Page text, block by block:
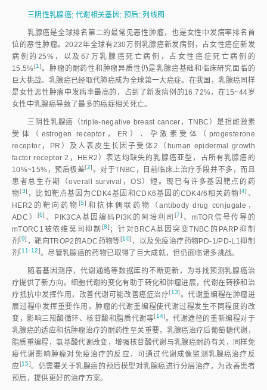
三阴性乳腺癌; 代谢相关基因; 预后;列线图
乳腺癌是全球排名第二的最常见恶性肿瘤，也是女性中发病率排名首
位的恶性肿瘤。2022年全球有230万例乳腺癌新发病例，占女性癌症新发
病例的25%，以及67万乳腺癌死亡病例，占女性癌症死亡病例的
15.5%[1 ]。肿瘤的耐药性和肿瘤异质性仍是乳腺癌基础和临床研究面临的
巨大挑战。乳腺癌已经取代肺癌成为全球第一大癌症。在我国，乳腺癌同样
是女性恶性肿瘤中发病率最高的，占到了新发病例的16.72%，在15~44岁
女性中乳腺癌导致了最多的癌症相关死亡。
三阴性乳腺癌（triple-negative breast cancer，TNBC）是指雌激素
受体（estrogen receptor，ER）、孕激素受体（progesterone
receptor，PR）及人表皮生长因子受体2（human epidermal growth
factor receptor 2，HER2）表达均缺失的乳腺癌亚型，占所有乳腺癌的
10%~15%，预后极差[2]。对于TNBC，目前临床上治疗手段并不多，而且
患者总生存期（overall survival，OS）短。现已有许多基因靶点的药
物[3] ，比如靶点基因为CDK4基因和CDK6基因的CDK4/6相关药物[4] 、
HER2的靶向药 物 [5] 和抗体偶联药物（antibody drug conjugate，
ADC ） [6] 、PIK3CA基因编码PI3K的阿培利 司 [7] 、mTOR信号传导的
mTORC1被依维莫司抑制 [8] ；针对BRCA基因突变TNBC的PARP抑制
剂[9] ，靶向TROP2的ADC药物等[10] ，以及免疫治疗药物PD-1/PD-L1抑制
剂[11-12]。尽管乳腺癌的药物已取得了巨大成就，但仍面临诸多挑战。
随着基因测序，代谢通路等数据库的不断更新，为寻找预测乳腺癌治
疗提供了新方向。细胞代谢的变化有助于转化和肿瘤进展，代谢在转移和治
疗抵抗中发挥作用，改善代谢可能改善癌症治疗[13]。代谢重编程在肿瘤进
展过程中发挥重要作用，肿瘤的代谢重编程使代谢过程发生不同程度的改
变，影响三羧酸循环、核苷酸和脂质代谢等[14]。代谢途径的重新编程对于
乳腺癌的适应和抗肿瘤治疗的耐药性至关重要，乳腺癌治疗后葡萄糖代谢，
脂质重编程，氨基酸代谢改变，增强核苷酸代谢与乳腺癌耐药有关，同样免
疫代谢影响肿瘤对免疫治疗的反应，可通过代谢成像监测乳腺癌治疗反
应[15]。仍需要关于乳腺癌的预后模型对乳腺癌进行分层治疗，为改善患者
预后，提供更好的治疗方案。